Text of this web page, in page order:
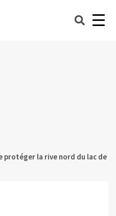
protéger la rive nord du lac de